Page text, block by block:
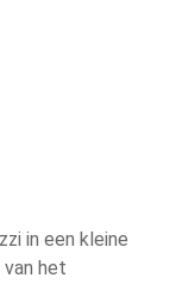
in een kleine
het